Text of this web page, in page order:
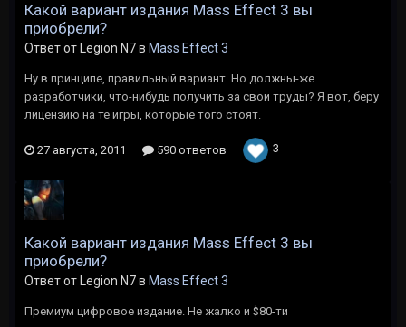
Какой вариант издания Mass Effect 3 вы
приобрели?
Ответ от Legion N7 в Mass Effect 3
Ну в принципе, правильный вариант. Но должны-же
разработчики, что-нибудь получить за свои труды? Я вот, беру
лицензию на те игры, которые того стоят.
27 августа, 2011 590 ответов 3
Какой вариант издания Mass Effect 3 вы
приобрели?
Ответ от Legion N7 в Mass Effect 3
Премиум цифровое издание. Не жалко и $80-ти